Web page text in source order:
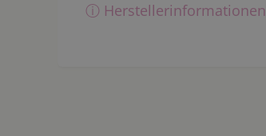
ⓘ Herstellerinformationen